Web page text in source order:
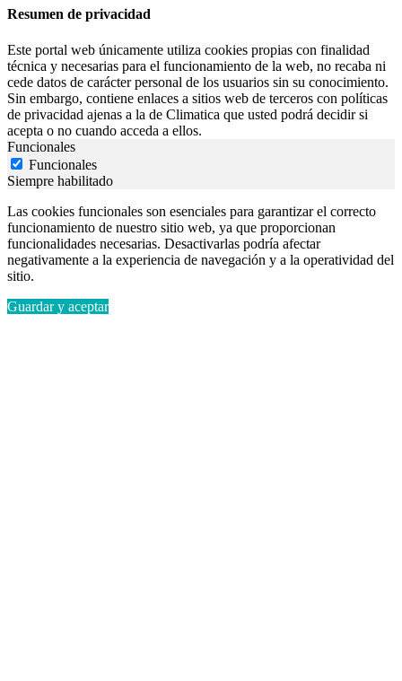
Resumen de privacidad
Este portal web únicamente utiliza cookies propias con finalidad
técnica y necesarias para el funcionamiento de la web, no recaba ni
cede datos de carácter personal de los usuarios sin su conocimiento.
Sin embargo, contiene enlaces a sitios web de terceros con políticas
de privacidad ajenas a la de Climatica que usted podrá decidir si
acepta o no cuando acceda a ellos.
Funcionales
Funcionales
Siempre habilitado
Las cookies funcionales son esenciales para garantizar el correcto
funcionamiento de nuestro sitio web, ya que proporcionan
funcionalidades necesarias. Desactivarlas podría afectar
negativamente a la experiencia de navegación y a la operatividad del
sitio.
Guardar y aceptar